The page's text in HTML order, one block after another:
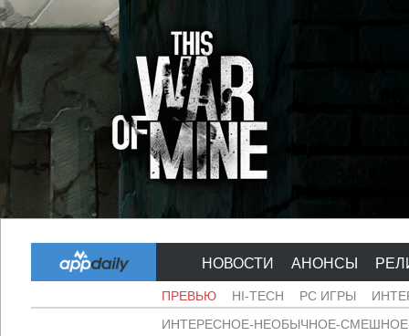
НОВОСТИ АНОНСЫ
ПРЕВЬЮ HI-TECH PC ИГРЫ
ИНТЕРЕСНОЕ-НЕОБЫЧНОЕ-